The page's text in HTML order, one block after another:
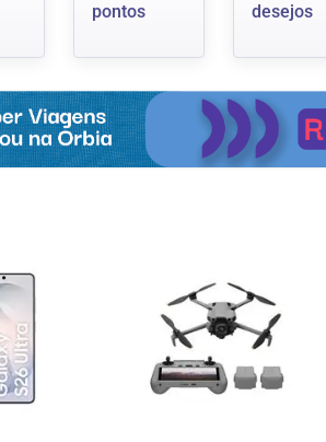
pontos
desejos